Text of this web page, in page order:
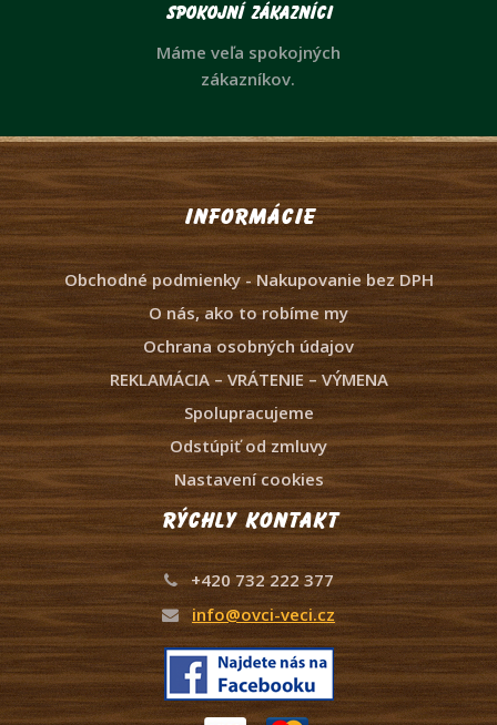
Spokojní zákazníci
Máme veľa spokojných
zákazníkov.
Informácie
Obchodné podmienky - Nakupovanie bez DPH
O nás, ako to robíme my
Ochrana osobných údajov
REKLAMÁCIA – VRÁTENIE – VÝMENA
Spolupracujeme
Odstúpiť od zmluvy
Nastavení cookies
Rýchly kontakt
+420 732 222 377
info@ovci-veci.cz